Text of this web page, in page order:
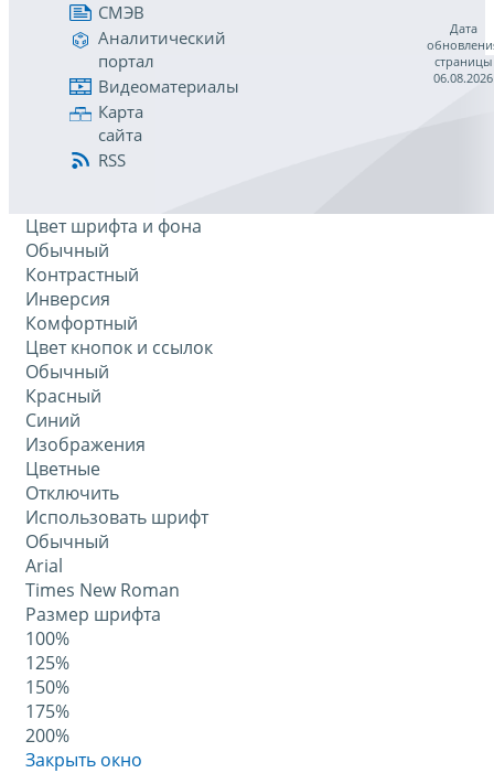
СМЭВ
Аналитический
портал
Видеоматериалы
Карта
сайта
RSS
Дата
страницы
06.08.2026
Цвет шрифта и фона
Обычный
Контрастный
Инверсия
Комфортный
Цвет кнопок и ссылок
Обычный
Красный
Синий
Изображения
Цветные
Отключить
Использовать шрифт
Обычный
Arial
Times New Roman
Размер шрифта
100%
125%
150%
175%
200%
Закрыть окно